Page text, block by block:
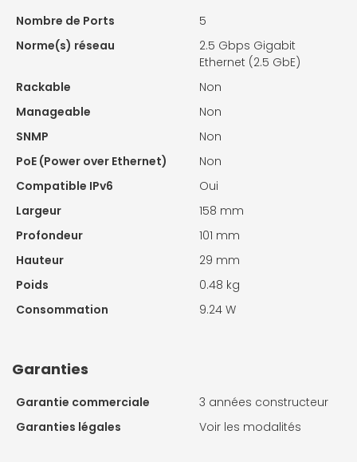
Nombre de Ports
5
Norme(s) réseau
2.5 Gbps Gigabit
Ethernet (2.5 GbE)
Rackable
Non
Manageable
Non
SNMP
Non
PoE (Power over Ethernet)
Non
Compatible IPv6
Oui
Largeur
158 mm
Profondeur
101 mm
Hauteur
29 mm
Poids
0.48 kg
Consommation
9.24 W
Garanties
Garantie commerciale
3 années constructeur
Garanties légales
Voir les modalités